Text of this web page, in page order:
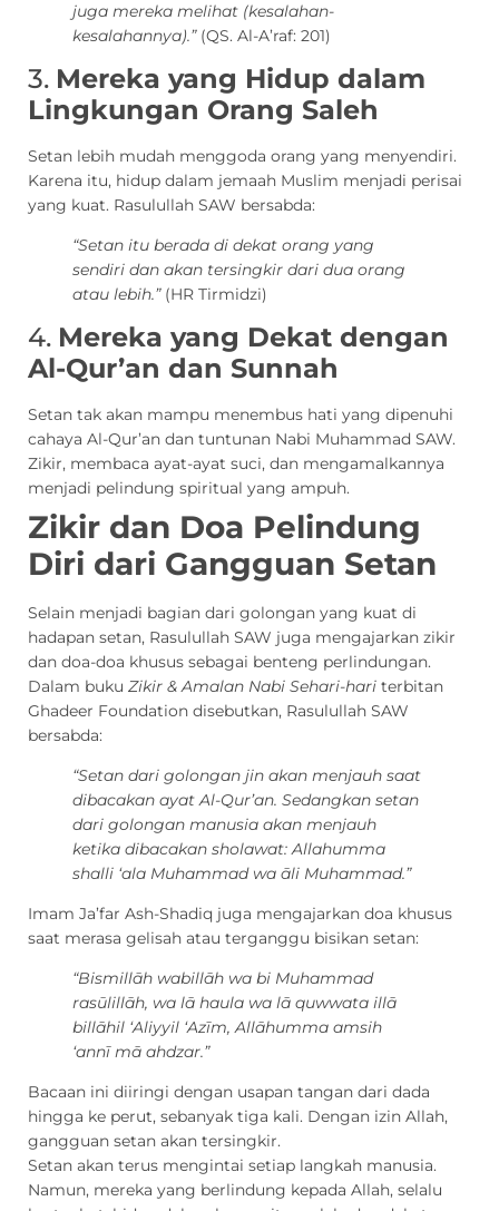
juga mereka melihat (kesalahan-
kesalahannya).”(QS. Al-A’raf: 201)
3. Mereka yang Hidup dalam
Lingkungan Orang Saleh
Setan lebih mudah menggoda orang yang menyendiri.
Karena itu, hidup dalam jemaah Muslim menjadi perisai
yang kuat. Rasulullah SAW bersabda:
“Setan itu berada di dekat orang yang
sendiri dan akan tersingkir dari dua orang
atau lebih.”(HR Tirmidzi)
4. Mereka yang Dekat dengan
Al-Qur’an dan Sunnah
Setan tak akan mampu menembus hati yang dipenuhi
cahaya Al-Qur’an dan tuntunan Nabi Muhammad SAW.
Zikir, membaca ayat-ayat suci, dan mengamalkannya
menjadi pelindung spiritual yang ampuh.
Zikir dan Doa Pelindung
Diri dari Gangguan Setan
Selain menjadi bagian dari golongan yang kuat di
hadapan setan, Rasulullah SAW juga mengajarkan zikir
dan doa-doa khusus sebagai benteng perlindungan.
Dalam buku Zikir & Amalan Nabi Sehari-hari terbitan
Ghadeer Foundation disebutkan, Rasulullah SAW
bersabda:
“Setan dari golongan jin akan menjauh saat
dibacakan ayat Al-Qur’an. Sedangkan setan
dari golongan manusia akan menjauh
ketika dibacakan sholawat: Allahumma
shalli ‘ala Muhammad wa āli Muhammad.”
Imam Ja’far Ash-Shadiq juga mengajarkan doa khusus
saat merasa gelisah atau terganggu bisikan setan:
“Bismillāh wabillāh wa bi Muhammad
rasūlillāh, wa lā haula wa lā quwwata illā
billāhil ‘Aliyyil ‘Azīm, Allāhumma amsih
‘annī mā ahdzar.”
Bacaan ini diiringi dengan usapan tangan dari dada
hingga ke perut, sebanyak tiga kali. Dengan izin Allah,
gangguan setan akan tersingkir.
Setan akan terus mengintai setiap langkah manusia.
Namun, mereka yang berlindung kepada Allah, selalu